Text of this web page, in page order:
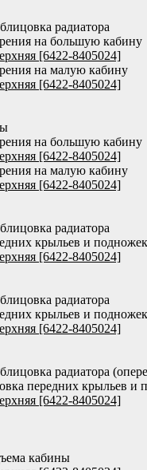
радиатора
на большую кабину
[6422-8405024]
на малую кабину
[6422-8405024]
на большую кабину
[6422-8405024]
на малую кабину
[6422-8405024]
радиатора
крыльев и подножек
[6422-8405024]
радиатора
крыльев и подножек
[6422-8405024]
радиатора
передних крыльев и
[6422-8405024]
кабины